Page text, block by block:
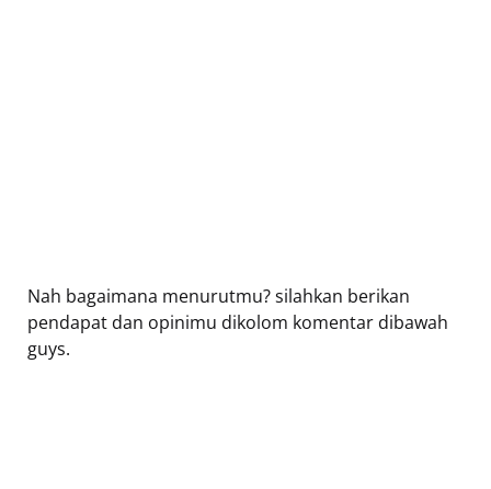
Nah bagaimana menurutmu? silahkan berikan
pendapat dan opinimu dikolom komentar dibawah
guys.